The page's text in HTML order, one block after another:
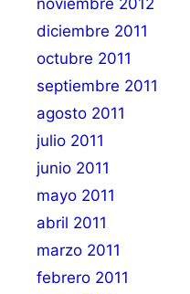
diciembre 2011
octubre 2011
septiembre 2011
agosto 2011
julio 2011
junio 2011
mayo 2011
abril 2011
marzo 2011
febrero 2011